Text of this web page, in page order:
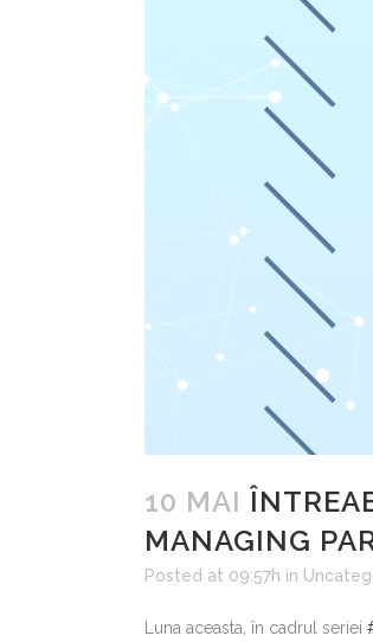
10 MAI
MANAGING
Posted at 09:57h in
Luna aceasta, în cadrul seriei